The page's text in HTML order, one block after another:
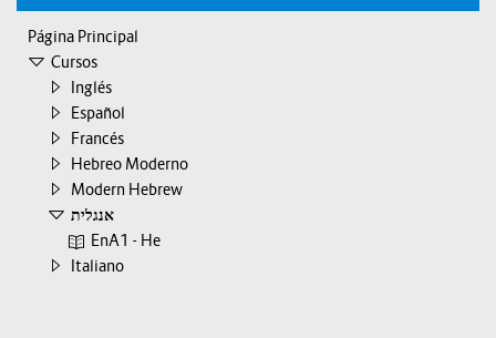
Página Principal
Cursos
Inglés
Español
Francés
Hebreo Moderno
Modern Hebrew
אנגלית
EnA1 - He
Italiano